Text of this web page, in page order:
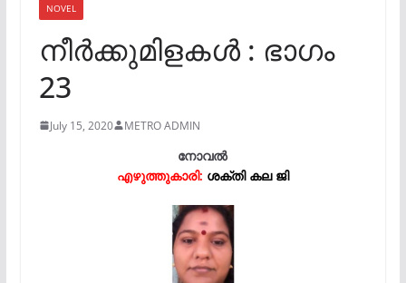
NOVEL
നീർക്കുമിളകൾ : ഭാഗം
23
July 15, 2020 METRO ADMIN
നോവൽ
എഴുത്തുകാരി: ശക്തി കല ജി